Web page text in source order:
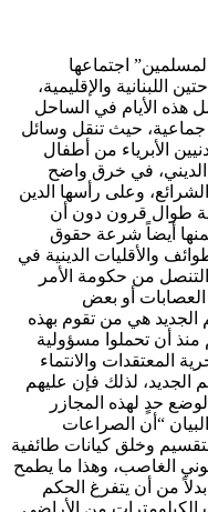
اجتماعها
اللبنانية والإقليمية،
هذه الأيام في الساحل
جماعية، حيث تنقل وسائل
الأبرياء من أطفال
في خرق واضح
وعلى رأسها الدين
طوال قرون دون أن
أيضاً شرعة حقوق
والأقليات الدينية في
من حكومة الأمر
العصابات أو بعض
الجديد هي من تقوم بهذه
منذ أن تحملوا مسؤولية
المعتقدات والانتماء
الجديد، لذلك فإن عليهم
حدٍ لهذه المجازر
البيان “أن الصراعات
وخلق كيانات طائفية
الغاصب، وهذا ما يطمح
من أن يتفرغ الحكم